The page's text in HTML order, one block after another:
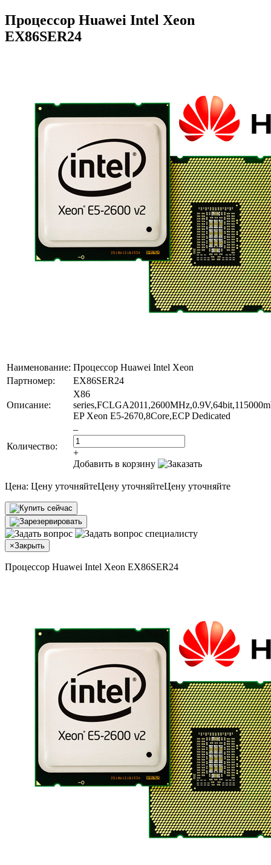
Процессор Huawei Intel Xeon
EX86SER24
Наименование: Процессор Huawei Intel Xeon
Партномер:
EX86SER24
Описание:
X86
EP Xeon E5-2670,8Core,ECP Dedicated
Количество:
–
+
Добавить в корзину
Цена: Цену уточняйтеЦену уточняйтеЦену уточняйте
×Закрыть
Процессор Huawei Intel Xeon EX86SER24